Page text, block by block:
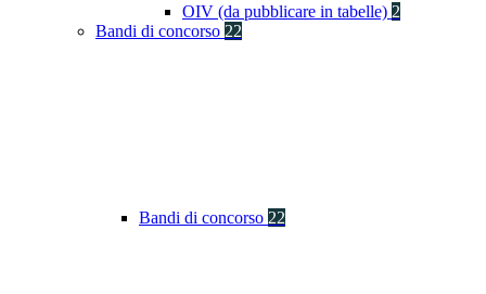
OIV (da pubblicare in tabelle) 2
Bandi di concorso 22
Bandi di concorso 22